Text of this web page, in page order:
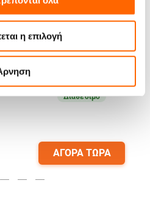
η επιλογή
Γαλατιέρα Feggrini από
ανοξείδωτο ατσάλι 350ml
(2)
Διαθέσιμο
ΑΓΟΡΑ ΤΩΡΑ